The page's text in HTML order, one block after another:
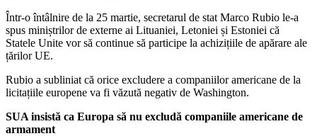
Într-o întâlnire de la 25 martie, secretarul de stat Marco Rubio le-a
spus miniștrilor de externe ai Lituaniei, Letoniei și Estoniei că
Statele Unite vor să continue să participe la achizițiile de apărare ale
țărilor UE.
Rubio a subliniat că orice excludere a companiilor americane de la
licitațiile europene va fi văzută negativ de Washington.
SUA insistă ca Europa să nu excludă companiile americane de
armament